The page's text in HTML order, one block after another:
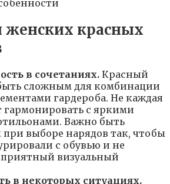
женских красных
в сочетаниях. Красный
сложным для комбинации
гардероба. Не каждая
гармонировать с яркими
Важно быть
выборе нарядов так, чтобы
с обувью и не
визуальный
в некоторых ситуациях.